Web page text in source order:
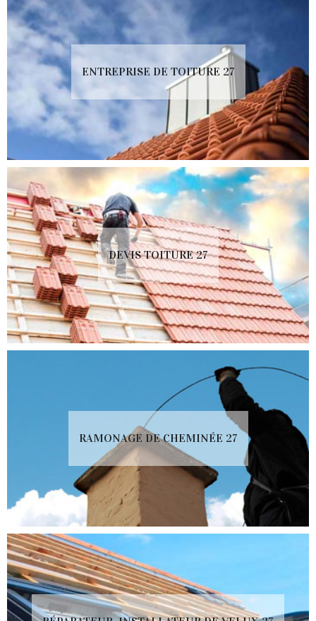
ENTREPRISE DE TOITURE 27
DEVIS TOITURE 27
RAMONAGE DE CHEMINÉE 27